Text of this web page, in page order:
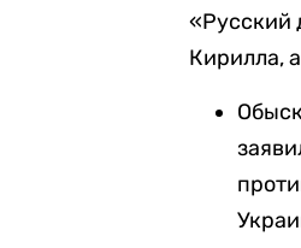
«Русский
Кирилла,